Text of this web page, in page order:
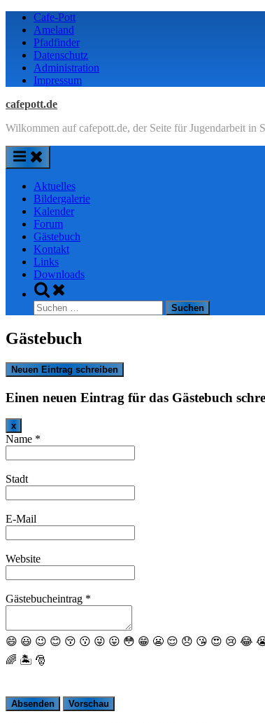
Skip
content
Cafe-Pott
Ameland
Pfadfinder
Datenschutz
Administration
Impressum
cafepott.de
Wilkommen auf cafepott.de, der Seite für Jugendarbeit in
Aktuelles
Bildergalerie
Kalender
Forum
Gästebuch
Kontakt
Links
Downloads
Toggle
search
form
Suchen
nach:
Gästebuch
Einen neuen Eintrag für das Gästebuch
xDieses
Formular
ausblenden
Name *
Stadt
E-Mail
Website
Gästebucheintrag *
😄 😃 😉 😊 😚 😗 😜 😛 😳 😁 😬 😌 😞 😘 😍 😢 😂
🌈 🏝 🎅